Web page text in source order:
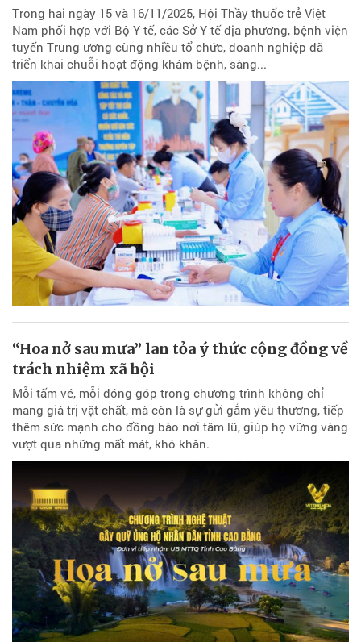
Trong hai ngày 15 và 16/11/2025, Hội Thầy thuốc trẻ Việt
Nam phối hợp với Bộ Y tế, các Sở Y tế địa phương, bệnh viện
tuyến Trung ương cùng nhiều tổ chức, doanh nghiệp đã
triển khai chuỗi hoạt động khám bệnh, sàng...
“Hoa nở sau mưa” lan tỏa ý thức cộng đồng về
trách nhiệm xã hội
Mỗi tấm vé, mỗi đóng góp trong chương trình không chỉ
mang giá trị vật chất, mà còn là sự gửi gắm yêu thương, tiếp
thêm sức mạnh cho đồng bào nơi tâm lũ, giúp họ vững vàng
vượt qua những mất mát, khó khăn.